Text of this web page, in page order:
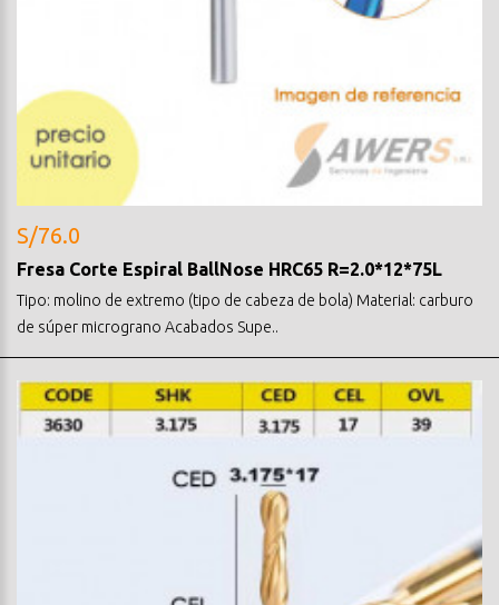
S/76.0
Fresa Corte Espiral BallNose HRC65 R=2.0*12*75L
Tipo: molino de extremo (tipo de cabeza de bola) Material: carburo
de súper micrograno Acabados Supe..